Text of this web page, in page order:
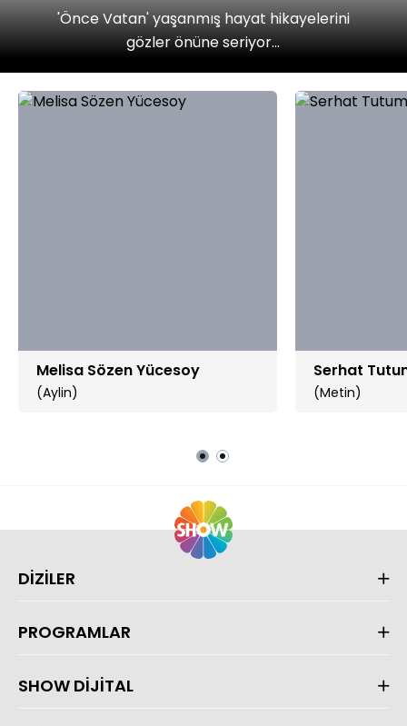
'Önce Vatan' yaşanmış hayat hikayelerini
gözler önüne seriyor...
Melisa Sözen Yücesoy
(Aylin)
Serhat
(Metin)
DİZİLER
PROGRAMLAR
SHOW DİJİTAL